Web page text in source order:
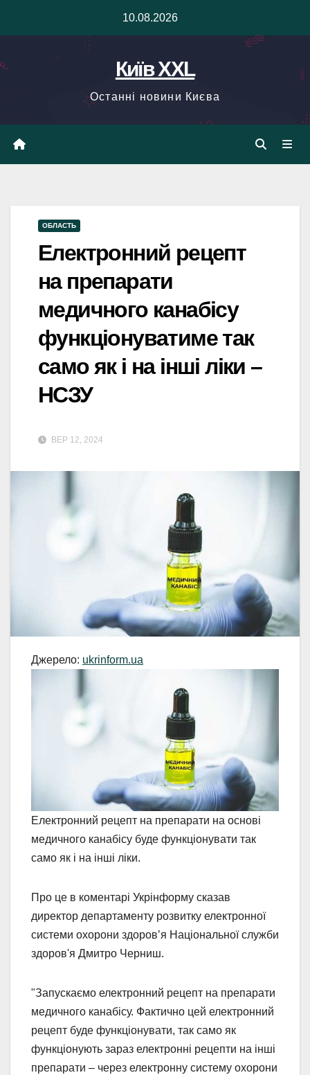
10.08.2026
Київ XXL
Останні новини Києва
ОБЛАСТЬ
Електронний рецепт
на препарати
медичного канабісу
функціонуватиме так
само як і на інші ліки –
НСЗУ
ВЕР 12, 2024
Джерело: ukrinform.ua
Електронний рецепт на препарати на основі
медичного канабісу буде функціонувати так
само як і на інші ліки.
Про це в коментарі Укрінформу сказав
директор департаменту розвитку електронної
системи охорони здоровʼя Національної служби
здоров'я Дмитро Черниш.
"Запускаємо електронний рецепт на препарати
медичного канабісу. Фактично цей електронний
рецепт буде функціонувати, так само як
функціонують зараз електронні рецепти на інші
препарати – через електронну систему охорони